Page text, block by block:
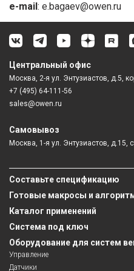
e-mail: e.bagaev@owen.ru
Центральный офис
Москва, 2-я ул. Энтузиастов, д.5,
+7 (495) 64-111-56
sales@owen.ru
Самовывоз
Москва, 1-я ул. Энтузиастов, д.15,
Составьте спецификацию
Готовые макросы и
Каталог применений
Система под ключ
Оборудование для систем
Управление
Датчики